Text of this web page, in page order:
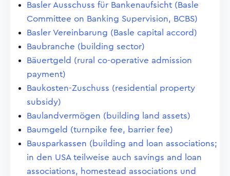
Basler Ausschuss für Bankenaufsicht (Basle
Committee on Banking Supervision, BCBS)
Basler Vereinbarung (Basle capital accord)
Baubranche (building sector)
Bäuertgeld (rural co-operative admission
payment)
Baukosten-Zuschuss (residential property
subsidy)
Baulandvermögen (building land assets)
Baumgeld (turnpike fee, barrier fee)
Bausparkassen (building and loan associations;
in den USA teilweise auch savings and loan
associations, homestead associations und